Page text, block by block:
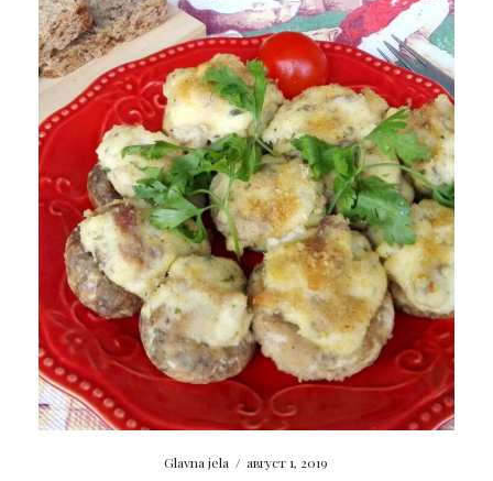
Glavna jela / август 1, 2019